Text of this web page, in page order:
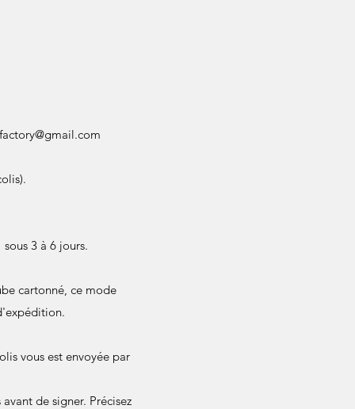
3 à 6 jours.
cartonné, ce mode
vous est envoyée par
de signer. Précisez